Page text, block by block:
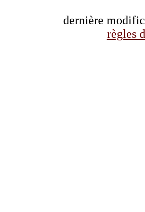
dernière
règles